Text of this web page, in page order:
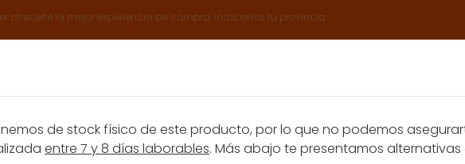
ofrecerte la mejor experiencia de compra, indícanos tu provincia
de stock físico de este producto, por lo que no podemos
entre 7 y 8 días laborables. Más abajo te presentamos